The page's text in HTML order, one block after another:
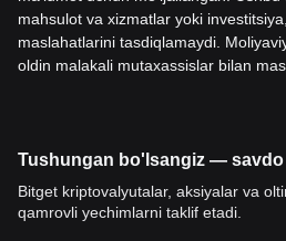
mahsulot va xizmatlar yoki
maslahatlarini tasdiqlamaydi.
oldin malakali mutaxassislar bilan
Tushungan bo'lsangiz —
Bitget kriptovalyutalar, aksiyalar va
qamrovli yechimlarni taklif etadi.